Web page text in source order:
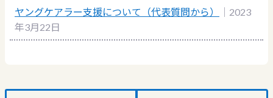
ヤングケアラー支援について（代表質問から）
｜2023
年3月22日